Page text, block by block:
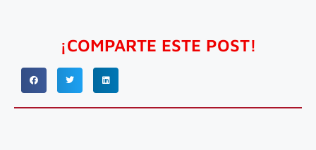
¡COMPARTE ESTE POST!